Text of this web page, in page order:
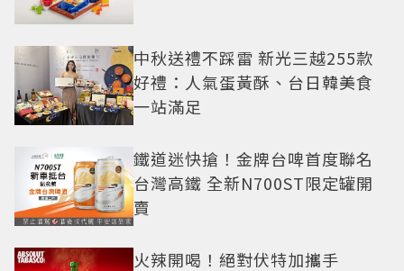
中秋送禮不踩雷 新光三越255款
好禮：人氣蛋黃酥、台日韓美食
一站滿足
鐵道迷快搶！金牌台啤首度聯名
台灣高鐵 全新N700ST限定罐開
賣
火辣開喝！絕對伏特加攜手